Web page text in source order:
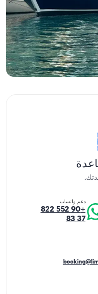
والسعر
دعم واتساب
+90 552 822
37 83